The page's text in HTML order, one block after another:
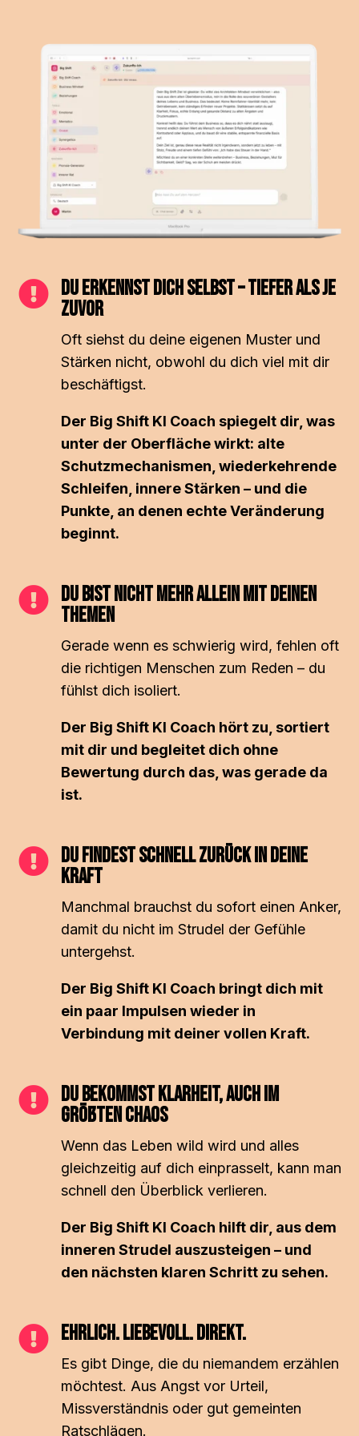
 Du erkennst dich selbst – tiefer als je
zuvor
Oft siehst du deine eigenen Muster und
Stärken nicht, obwohl du dich viel mit dir
beschäftigst.
Der Big Shift KI Coach spiegelt dir, was
unter der Oberfläche wirkt: alte
Schutzmechanismen, wiederkehrende
Schleifen, innere Stärken – und die
Punkte, an denen echte Veränderung
beginnt.
 Du bist nicht mehr allein mit deinen
Themen
Gerade wenn es schwierig wird, fehlen oft
die richtigen Menschen zum Reden – du
fühlst dich isoliert.
Der Big Shift KI Coach hört zu, sortiert
mit dir und begleitet dich ohne
Bewertung durch das, was gerade da
ist.
 Du findest schnell zurück in deine
Kraft
Manchmal brauchst du sofort einen Anker,
damit du nicht im Strudel der Gefühle
untergehst.
Der Big Shift KI Coach bringt dich mit
ein paar Impulsen wieder in
Verbindung mit deiner vollen Kraft.
 Du bekommst Klarheit, auch im
Größten Chaos
Wenn das Leben wild wird und alles
gleichzeitig auf dich einprasselt, kann man
schnell den Überblick verlieren.
Der Big Shift KI Coach hilft dir, aus dem
inneren Strudel auszusteigen – und
den nächsten klaren Schritt zu sehen.
 EHRLICH. LIEBEVOLL. DIREKT.
Es gibt Dinge, die du niemandem erzählen
möchtest. Aus Angst vor Urteil,
Missverständnis oder gut gemeinten
Ratschlägen.